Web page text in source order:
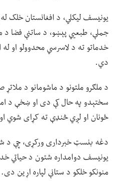
یونیسف لیکلي، د افغانستان خلک له
جملې، طبعیي پېښو، د ساتنې فضا د
خدماتو ته د لاسرسي محدوولو او له
دي.
د ملګرو ملتونو د ماشومانو د
سختېدو په حال کې دی او ښخې د
ځونان او لږي څنډې ته کړای شوي
دغه بنسټ خبرداری ورکړی، چې د
یونیسف دوامداره شتون د حیاتي
منونکو خلکو د ستانې لپاره اړین دی.